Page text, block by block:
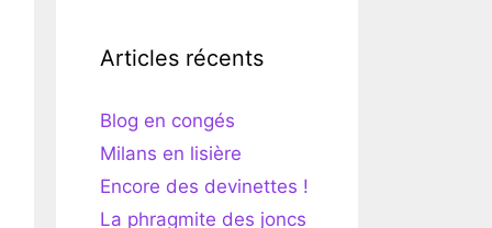
Articles récents
Blog en congés
Milans en lisière
Encore des devinettes !
La phragmite des joncs